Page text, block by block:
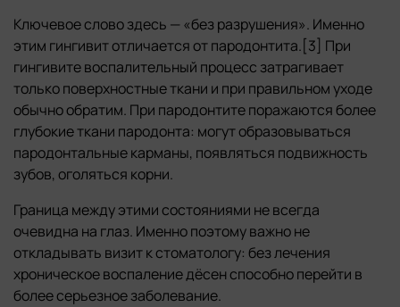
Ключевое слово здесь — «без разрушения». Именно
этим гингивит отличается от пародонтита.[3] При
гингивите воспалительный процесс затрагивает
только поверхностные ткани и при правильном уходе
обычно обратим. При пародонтите поражаются более
глубокие ткани пародонта: могут образовываться
пародонтальные карманы, появляться подвижность
зубов, оголяться корни.
Граница между этими состояниями не всегда
очевидна на глаз. Именно поэтому важно не
откладывать визит к стоматологу: без лечения
хроническое воспаление дёсен способно перейти в
более серьезное заболевание.